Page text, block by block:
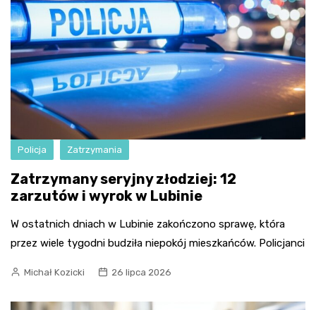
Policja Zatrzymania
Zatrzymany seryjny złodziej: 12
zarzutów i wyrok w Lubinie
W ostatnich dniach w Lubinie zakończono sprawę, która
przez wiele tygodni budziła niepokój mieszkańców. Policjanci
Michał Kozicki 26 lipca 2026